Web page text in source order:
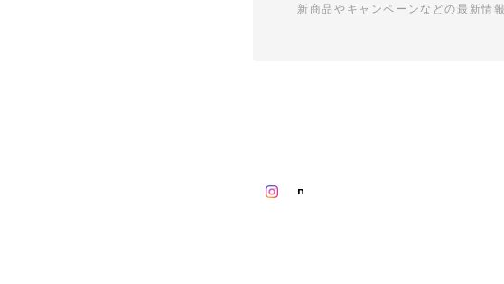
新商品やキャンペーンなどの最新情